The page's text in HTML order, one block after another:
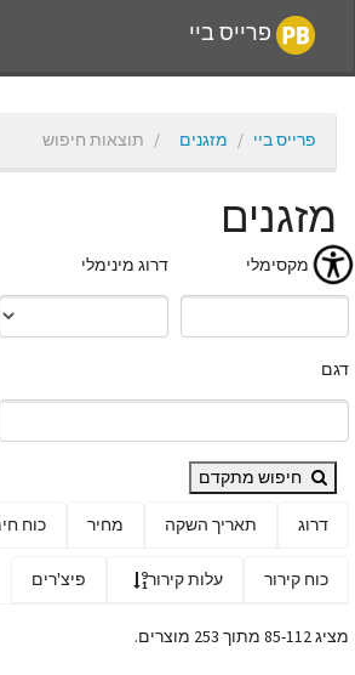
פרייס ביי
פרייס ביי מזגנים תוצאות חיפוש
מזגנים
מחיר מקסימלי דרוג מינימלי
דגם
חיפוש מתקדם
דרוג תאריך השקה מחיר כוח
כוח קירור עלות קירור פיצ'רים
מציג 85-112 מתוך 253 מוצרים.